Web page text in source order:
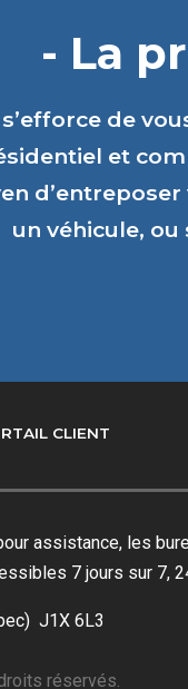
- La
s’efforce de
et
un véhicule,
CLIENT
assistance, les
7 jours sur 7,
J1X 6L3
réservés.